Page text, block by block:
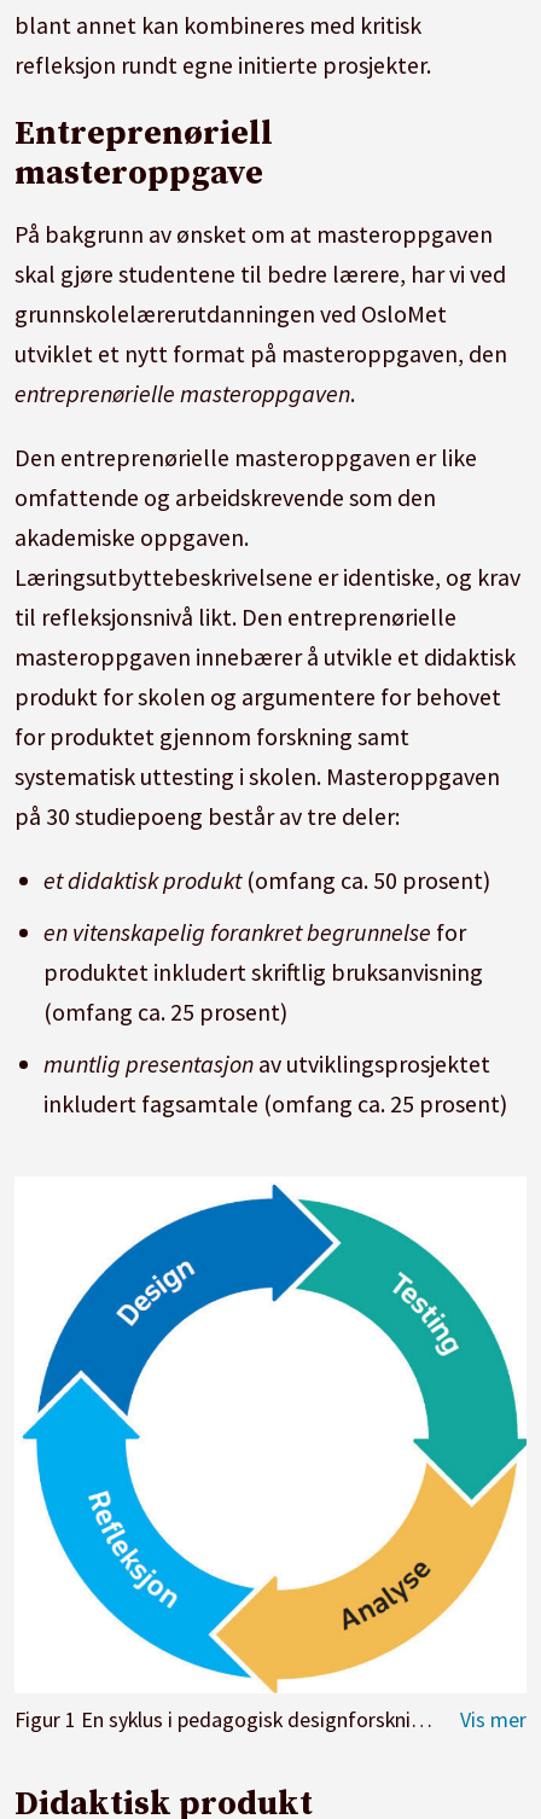
blant annet kan kombineres med kritisk
refleksjon rundt egne initierte prosjekter.
Entreprenøriell
masteroppgave
På bakgrunn av ønsket om at masteroppgaven
skal gjøre studentene til bedre lærere, har vi ved
grunnskolelærerutdanningen ved OsloMet
utviklet et nytt format på masteroppgaven, den
entreprenørielle masteroppgaven.
Den entreprenørielle masteroppgaven er like
omfattende og arbeidskrevende som den
akademiske oppgaven.
Læringsutbyttebeskrivelsene er identiske, og krav
til refleksjonsnivå likt. Den entreprenørielle
masteroppgaven innebærer å utvikle et didaktisk
produkt for skolen og argumentere for behovet
for produktet gjennom forskning samt
systematisk uttesting i skolen. Masteroppgaven
på 30 studiepoeng består av tre deler:
et didaktisk produkt(omfang ca. 50 prosent)
en vitenskapelig forankret begrunnelse for
produktet inkludert skriftlig bruksanvisning
(omfang ca. 25 prosent)
muntlig presentasjon av utviklingsprosjektet
inkludert fagsamtale (omfang ca. 25 prosent)
Figur 1 En syklus i pedagogisk designforskning (Bjørndal, 2013)
Didaktisk produkt